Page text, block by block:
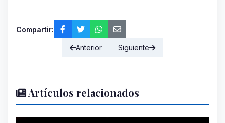
Compartir:
Anterior Siguiente
Artículos relacionados